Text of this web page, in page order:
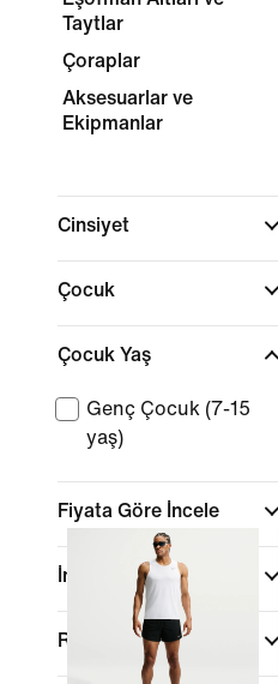
Taytlar
Çoraplar
Aksesuarlar ve
Ekipmanlar
Cinsiyet
Çocuk
Çocuk Yaş
Genç Çocuk (7-15
yaş)
Fiyata Göre İncele
İndirimler ve Fırsatlar
Renk